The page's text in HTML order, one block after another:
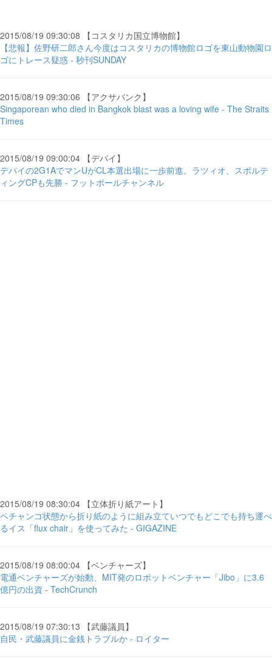
2015/08/19 09:30:08 【コスタリカ国立博物館】
【悲報】佐野研二郎さん今度はコスタリカの博物館ロゴを東山動物園ロ
ゴにトレース疑惑 - 秒刊SUNDAY
2015/08/19 09:30:06 【アクサバンク】
Singaporean who died in Bangkok blast was a loving wife - The Straits
Times
2015/08/19 09:00:04 【デパイ】
デパイの2G1AでマンUがCL本選出場に一歩前進。ラツィオ、スポルテ
ィングCPも先勝 - フットボールチャンネル
2015/08/19 08:30:04 【立体折り紙アート】
ペチャンコ状態から折り紙のように組み立ていつでもどこでも持ち運べ
るイス「flux chair」を使ってみた - GIGAZINE
2015/08/19 08:00:04 【ベンチャーズ】
電通ベンチャーズが始動、MIT発のロボットベンチャー「Jibo」に3.6
億円の出資 - TechCrunch
2015/08/19 07:30:13 【武藤議員】
自民・武藤議員に金銭トラブルか - ロイター